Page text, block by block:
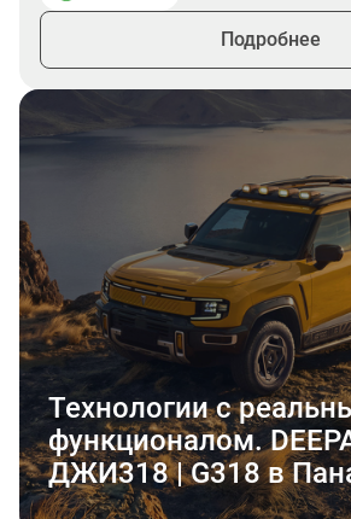
Подробнее
Технологии с
функционалом.
ДЖИ318 | G318 в